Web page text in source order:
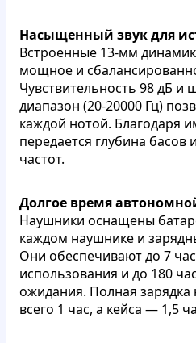
Насыщенный звук для
Встроенные 13-мм
мощное и
Чувствительность 98 дБ и
диапазон (20-20000 Гц)
каждой нотой. Благодаря
передается глубина басов
частот.
Долгое время
Наушники оснащены
каждом наушнике и
Они обеспечивают до 7
использования и до 180
ожидания. Полная
всего 1 час, а кейса — 1,5